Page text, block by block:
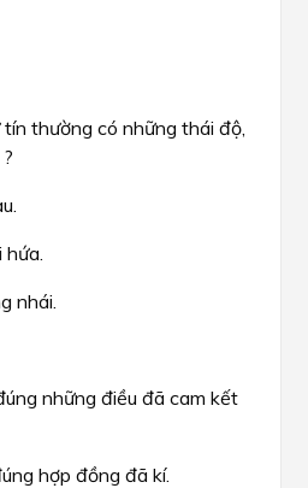
thường có những thái độ,
hứa.
nhái.
những điều đã cam kết
hợp đồng đã kí.